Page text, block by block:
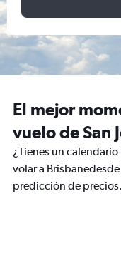
El mejor
vuelo de San
¿Tienes un
volar a
predicción de precios.